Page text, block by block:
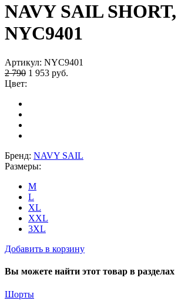
NAVY SAIL
NYC9401
Артикул: NYC9401
2 790 1 953 руб.
Цвет:
Бренд: NAVY SAIL
Размеры:
M
L
XL
XXL
3XL
Добавить в корзину
Вы можете найти этот товар в разделах
Шорты